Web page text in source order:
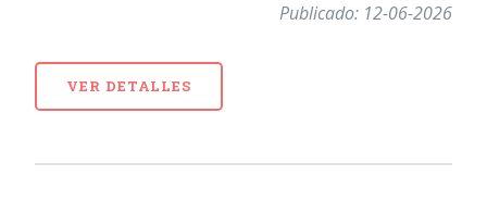
Publicado: 12-06-2026
VER DETALLES